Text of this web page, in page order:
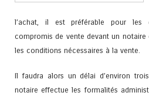
l’achat, il est préférable pour les
compromis de vente devant un
les conditions nécessaires à la vente.
Il faudra alors un délai d’environ
notaire effectue les formalités